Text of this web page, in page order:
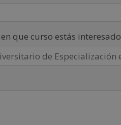
que curso estás interesado